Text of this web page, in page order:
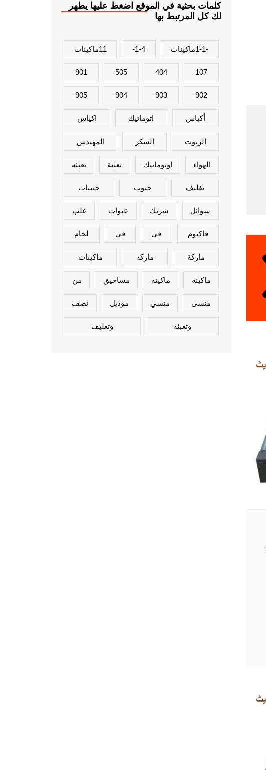
كلمات بحثية في الموقع اضغط عليها يطهر
لك كل المرتبط بها
-1-1ماكينات 1-4- 11ماكينات
107
404
505
901
902
903
904
905
أكياس اتوماتيك اكياس
الزيوت السكر المهندس
الهواء اوتوماتيك تعبئة تعبئه
تغليف حبوب حبيبات
سوائل شرنك عبوات علب
فاكيوم فى في لحام
ماركة ماركه ماكينات
ماكينة ماكينه مساحيق من
منسى منسي موديل نصف
وتعبئة وتغليف